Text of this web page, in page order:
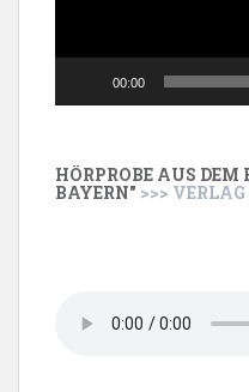
00:00
HÖRPROBE AUS
BAYERN" >>>